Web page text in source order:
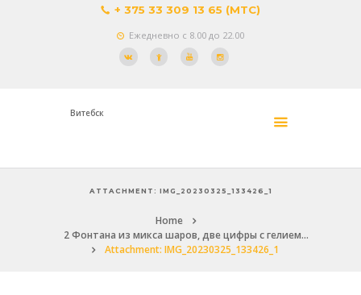
+ 375 33 309 13 65 (МТС)
Ежедневно с 8.00 до 22.00
Витебск
ATTACHMENT: IMG_20230325_133426_1
Home
2 Фонтана из микса шаров, две цифры с гелием...
Attachment: IMG_20230325_133426_1